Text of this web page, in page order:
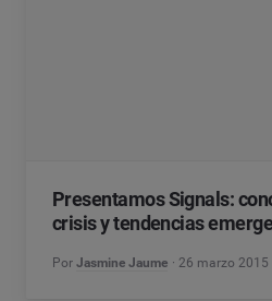
Presentamos Signals:
crisis y tendencias
Por Jasmine Jaume 26 marzo 2015